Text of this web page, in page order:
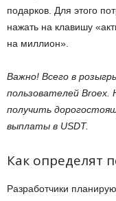
подарков. Для этого
нажать на клавишу
на миллион».
Важно! Всего в
пользователей
получить
выплаты в USDT.
Как определят
Разработчики